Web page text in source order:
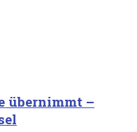
übernimmt –